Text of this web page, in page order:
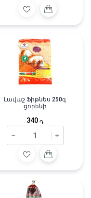
Լավաշ Ֆիթնես 250գ
ցորենի
340 ֏